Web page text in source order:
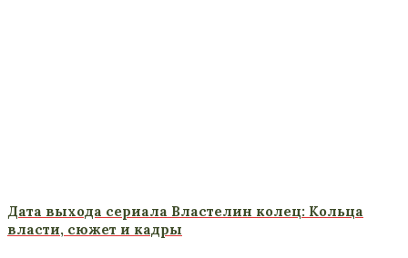
Дата выхода сериала Властелин колец: Кольца
власти, сюжет и кадры